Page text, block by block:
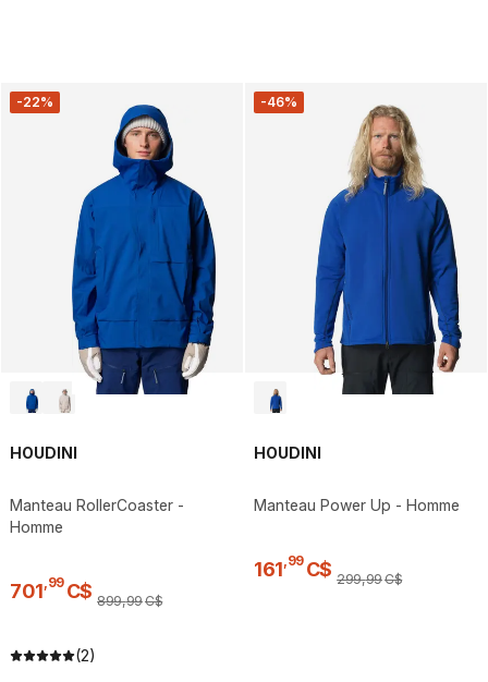
-22%
HOUDINI
Manteau RollerCoaster -
Homme
701,99 C$ 899,99C$
(2)
-46%
HOUDINI
Manteau Power Up - Homme
161,99 C$ 299,99C$